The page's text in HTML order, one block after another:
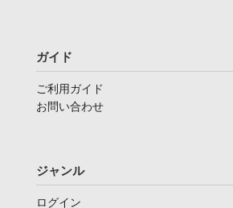
ガイド
ご利用ガイド
お問い合わせ
ジャンル
ログイン